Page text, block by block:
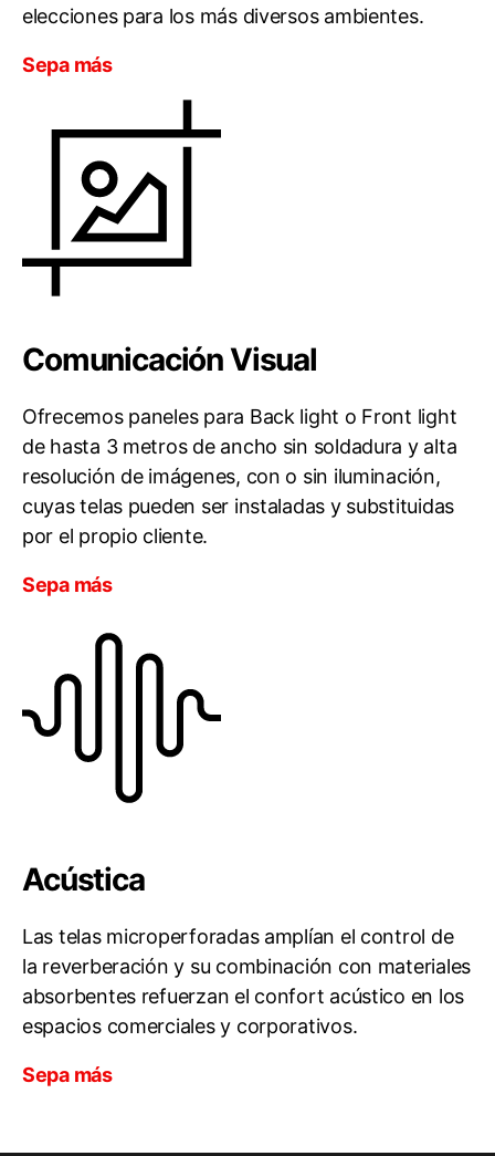
elecciones para los más diversos ambientes.
Sepa más
Comunicación Visual
Ofrecemos paneles para Back light o Front light
de hasta 3 metros de ancho sin soldadura y alta
resolución de imágenes, con o sin iluminación,
cuyas telas pueden ser instaladas y substituidas
por el propio cliente.
Sepa más
Acústica
Las telas microperforadas amplían el control de
la reverberación y su combinación con materiales
absorbentes refuerzan el confort acústico en los
espacios comerciales y corporativos.
Sepa más